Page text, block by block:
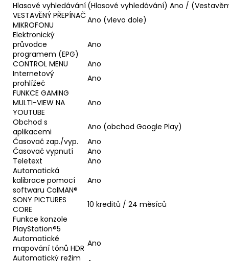
Hlasové vyhledávání (Hlasové vyhledávání) Ano /
VESTAVĚNÝ PŘEPÍNAČ
MIKROFONU
Ano (vlevo dole)
Elektronický
průvodce
programem (EPG)
Ano
CONTROL MENU
Ano
Internetový
prohlížeč
Ano
FUNKCE GAMING
MULTI-VIEW NA
YOUTUBE
Ano
Obchod s
aplikacemi
Ano (obchod Google Play)
Časovač zap./vyp.
Ano
Časovač vypnutí
Ano
Teletext
Ano
Automatická
kalibrace pomocí
softwaru CalMAN®
Ano
SONY PICTURES
CORE
10 kreditů / 24 měsíců
Funkce konzole
PlayStation®5
Automatické
mapování tónů HDR Ano
Automatický režim